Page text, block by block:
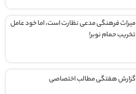
میراث فرهنگی مدعی نظارت است، اما خود عامل
تخریب حمام نوبر!
گزارش هفتگی مطالب اختصاصی